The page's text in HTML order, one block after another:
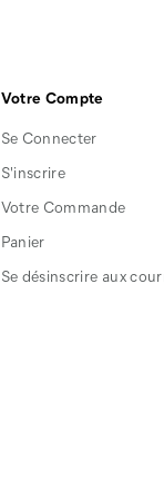
Votre Compte
Se Connecter
S'inscrire
Votre Commande
Panier
Se désinscrire aux